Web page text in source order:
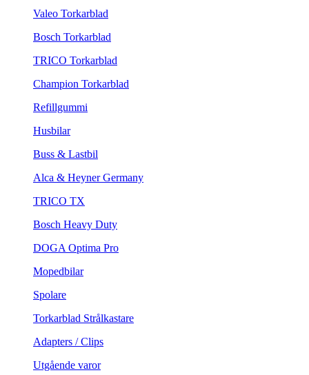
Valeo Torkarblad
Bosch Torkarblad
TRICO Torkarblad
Champion Torkarblad
Refillgummi
Husbilar
Buss & Lastbil
Alca & Heyner Germany
TRICO TX
Bosch Heavy Duty
DOGA Optima Pro
Mopedbilar
Spolare
Torkarblad Strålkastare
Adapters / Clips
Utgående varor